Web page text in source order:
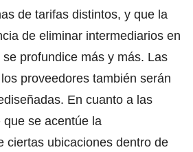
de tarifas distintos, y que la
de eliminar intermediarios en
se profundice más y más. Las
proveedores también serán
En cuanto a las
se acentúe la
ciertas ubicaciones dentro de